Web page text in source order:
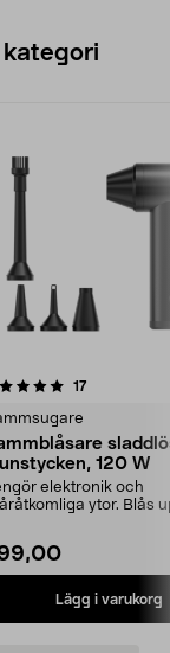
kategori
17recensioner
120 W
elektronik och
ytor. Blås
Lägg i varukorg
4.0 av 5 stjärnor